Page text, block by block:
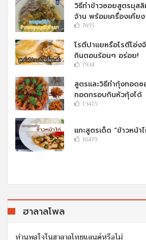
วิธีทำข้าวซอยสูตรมุส
จ้าน พร้อมเครื่องเคียง
7655
โรตีปาแยหรือโรตีโอ่
กินตอนร้อนๆ อร่อย!
7934
สูตรและวิธีทำกุ้งทอดซ
ทอดกรอบกินหัวกุ้งได้
13415
แกะสูตรเด็ด “ข้าวหน้า
10479
ฮาลาลโพล
ท่านพอใจในฮาลาลไทยแลนด์หรือไม่